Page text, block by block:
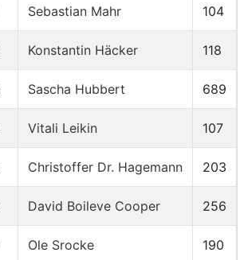
Sebastian Mahr 104
Konstantin Häcker 118
Sascha Hubbert 689
Vitali Leikin 107
Christoffer Dr. Hagemann 203
David Boileve Cooper 256
Ole Srocke 190